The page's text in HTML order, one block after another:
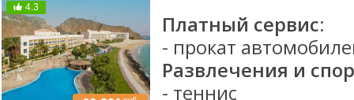
4.3
Платный сервис:
- прокат
Развлечения и
- теннис